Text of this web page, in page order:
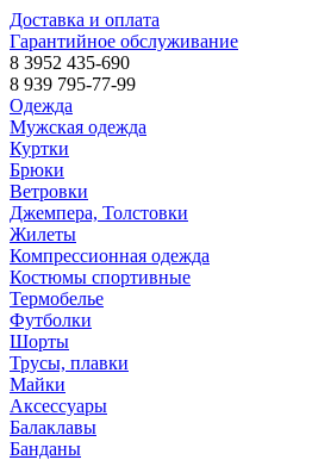
Доставка и оплата
Гарантийное обслуживание
8 3952 435-690
8 939 795-77-99
Одежда
Мужская одежда
Куртки
Брюки
Ветровки
Джемпера, Толстовки
Жилеты
Компрессионная одежда
Костюмы спортивные
Термобелье
Футболки
Шорты
Трусы, плавки
Майки
Аксессуары
Балаклавы
Банданы